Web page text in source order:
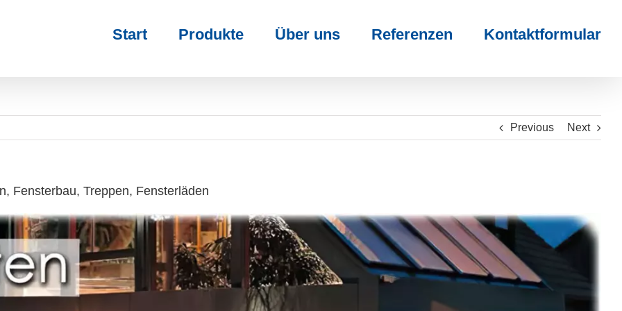
Start Produkte Über uns Referenzen Kontaktformular
Previous Next
Fensterbau, Treppen, Fensterläden